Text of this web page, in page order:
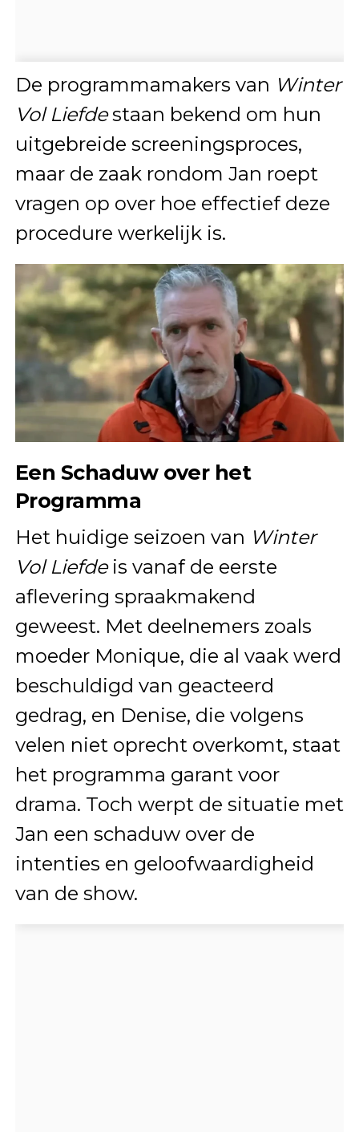
De programmamakers van Winter
Vol Liefdestaan bekend om hun
uitgebreide screeningsproces,
maar de zaak rondom Jan roept
vragen op over hoe effectief deze
procedure werkelijk is.
Een Schaduw over het
Programma
Het huidige seizoen van Winter
Vol Liefdeis vanaf de eerste
aflevering spraakmakend
geweest. Met deelnemers zoals
moeder Monique, die al vaak werd
beschuldigd van geacteerd
gedrag, en Denise, die volgens
velen niet oprecht overkomt, staat
het programma garant voor
drama. Toch werpt de situatie met
Jan een schaduw over de
intenties en geloofwaardigheid
van de show.